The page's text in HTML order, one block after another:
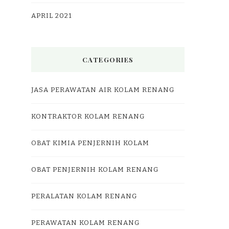
APRIL 2021
CATEGORIES
JASA PERAWATAN AIR KOLAM RENANG
KONTRAKTOR KOLAM RENANG
OBAT KIMIA PENJERNIH KOLAM
OBAT PENJERNIH KOLAM RENANG
PERALATAN KOLAM RENANG
PERAWATAN KOLAM RENANG